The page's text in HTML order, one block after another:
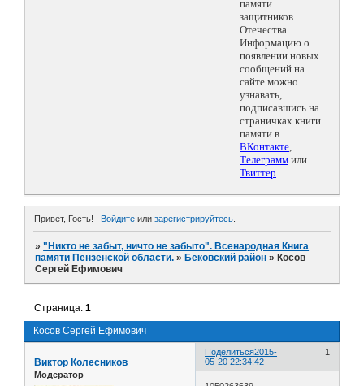
памяти
защитников
Отечества.
Информацию о
появлении новых
сообщений на
сайте можно
узнавать,
подписавшись на
страничках книги
памяти в
ВКонтакте,
Телеграмм или
Твиттер.
Привет, Гость! Войдитеили зарегистрируйтесь.
»"Никто не забыт, ничто не забыто". Всенародная Книга
памяти Пензенской области. » Бековский район » Косов
Сергей Ефимович
Косов Сергей Ефимович
Страница:1
Поделиться 1
2015-
05-20 22:34:42
Виктор Колесников
Модератор